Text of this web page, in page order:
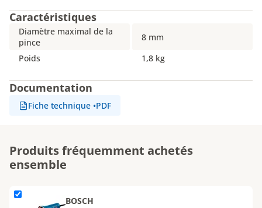
Caractéristiques
Diamètre maximal de la
pince
8 mm
Poids
1,8 kg
Documentation
Fiche technique •PDF
Produits fréquemment achetés
ensemble
L'élément Meuleuse droite filaire GGS 30 LPS - 750W - pince 6
BOSCH